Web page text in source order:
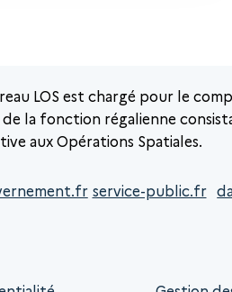
LOS est chargé pour le
de la fonction régalienne
aux Opérations Spatiales.
service-public.fr